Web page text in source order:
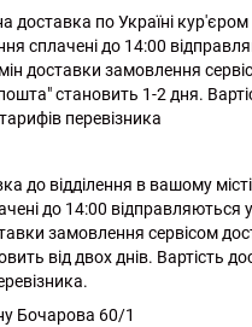
доставка по Україні кур'єром
сплачені до 14:00
доставки замовлення
становить 1-2 дня.
перевізника
до відділення в вашому місті
до 14:00 відправляються
замовлення сервісом
від двох днів. Вартість
Бочарова 60/1